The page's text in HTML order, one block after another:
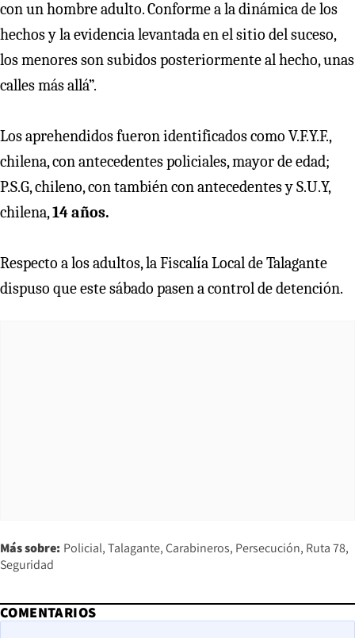
con un hombre adulto. Conforme a la dinámica de los
hechos y la evidencia levantada en el sitio del suceso,
los menores son subidos posteriormente al hecho, unas
calles más allá”.
Los aprehendidos fueron identificados como V.F.Y.F.,
chilena, con antecedentes policiales, mayor de edad;
P.S.G, chileno, con también con antecedentes y S.U.Y,
chilena,14 años.
Respecto a los adultos, la Fiscalía Local de Talagante
dispuso que este sábado pasen a control de detención.
Más sobre: Policial Talagante Carabineros Persecución Ruta 78
Seguridad
COMENTARIOS